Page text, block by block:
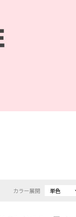
カラー展開 単色